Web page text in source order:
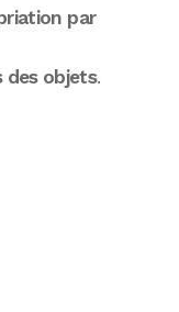
par
des objets.